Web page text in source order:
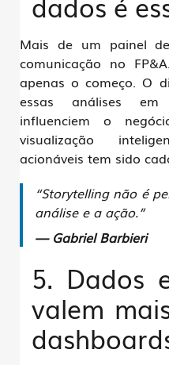
Mais de um painel
comunicação no FP&A
apenas o começo. O
essas análises em
influenciem o
visualização
acionáveis tem sido
“Storytelling não é
análise e a ação.”
— Gabriel Barbieri
5. Dados
valem